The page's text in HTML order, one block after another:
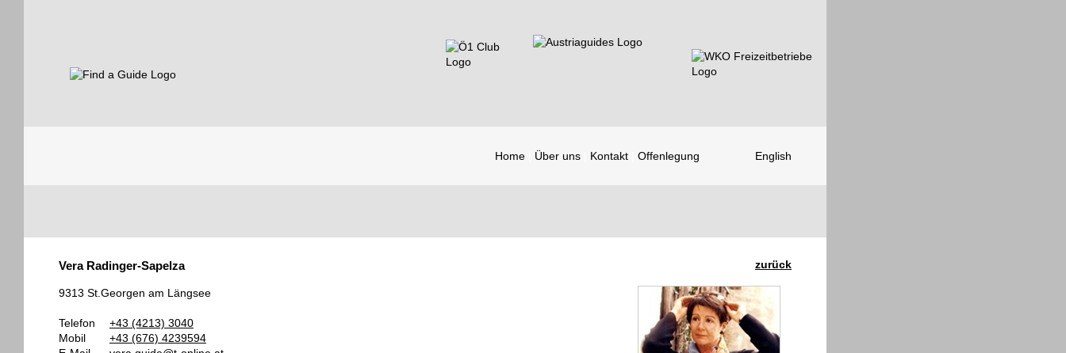
Home Über uns Kontakt Offenlegung English
Guides
zurück
Vera Radinger-Sapelza
9313 St.Georgen am Längsee
Telefon
+43 (4213) 3040
Mobil
+43 (676) 4239594